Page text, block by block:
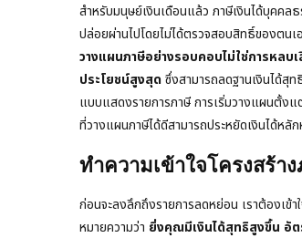
สำหรับมนุษย์เงินเดือนแล้ว ภาษีเงินได้บุคคล
ปล่อยผ่านไปโดยไม่ได้ตรวจสอบสิทธิ์ของตนเ
วางแผนภาษีอย่างรอบคอบไม่ใช่การหล
ประโยชน์สูงสุด ซึ่งสามารถลดฐานเงินได้สุ
แบบแสดงรายการภาษี การเริ่มวางแผนตั้งแ
ที่วางแผนภาษีได้ดีสามารถประหยัดเงินได้ห
ทำความเข้าใจโครงสร้า
ก่อนจะลงลึกถึงรายการลดหย่อน เราต้องเข้
หมายความว่า ยิ่งคุณมีเงินได้สุทธิสูงขึ้น อั